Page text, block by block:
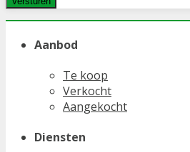
Aanbod
Te koop
Verkocht
Aangekocht
Diensten